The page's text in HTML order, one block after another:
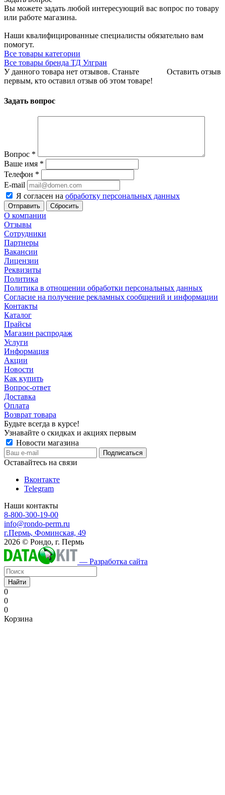
Вы можете задать любой интересующий вас вопрос по товару
или работе магазина.
Наши квалифицированные специалисты обязательно вам
помогут.
Все товары категории
Все товары бренда ТД Улгран
Оставить отзыв
У данного товара нет отзывов. Станьте
первым, кто оставил отзыв об этом товаре!
Задать вопрос
Вопрос *
Ваше имя *
Телефон *
E-mail
Я согласен на обработку персональных данных
Сбросить
О компании
Отзывы
Сотрудники
Партнеры
Вакансии
Лицензии
Реквизиты
Политика
Политика в отношении обработки персональных данных
Согласие на получение рекламных сообщений и информации
Контакты
Каталог
Прайсы
Магазин распродаж
Услуги
Информация
Акции
Новости
Как купить
Вопрос-ответ
Доставка
Оплата
Возврат товара
Будьте всегда в курсе!
Узнавайте о скидках и акциях первым
Новости магазина
Оставайтесь на связи
Вконтакте
Telegram
Наши контакты
8-800-300-19-00
info@rondo-perm.ru
г.Пермь, Фоминская, 49
2026 © Рондо, г. Пермь
— Разработка сайта
Найти
0
0
0
Корзина